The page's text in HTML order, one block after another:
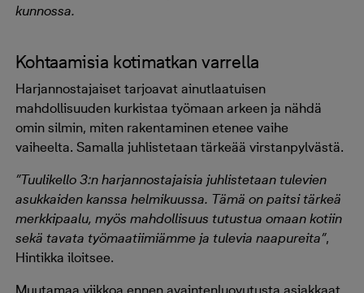
kunnossa.
Kohtaamisia kotimatkan varrella
Harjannostajaiset tarjoavat ainutlaatuisen
mahdollisuuden kurkistaa työmaan arkeen ja nähdä
omin silmin, miten rakentaminen etenee vaihe
vaiheelta. Samalla juhlistetaan tärkeää virstanpylvästä.
”Tuulikello 3:n harjannostajaisia juhlistetaan tulevien
asukkaiden kanssa helmikuussa. Tämä on paitsi tärkeä
merkkipaalu, myös mahdollisuus tutustua omaan kotiin
sekä tavata työmaatiimiämme ja tulevia naapureita”,
Hintikka iloitsee.
Muutamaa viikkoa ennen avaintenluovutusta asiakkaat